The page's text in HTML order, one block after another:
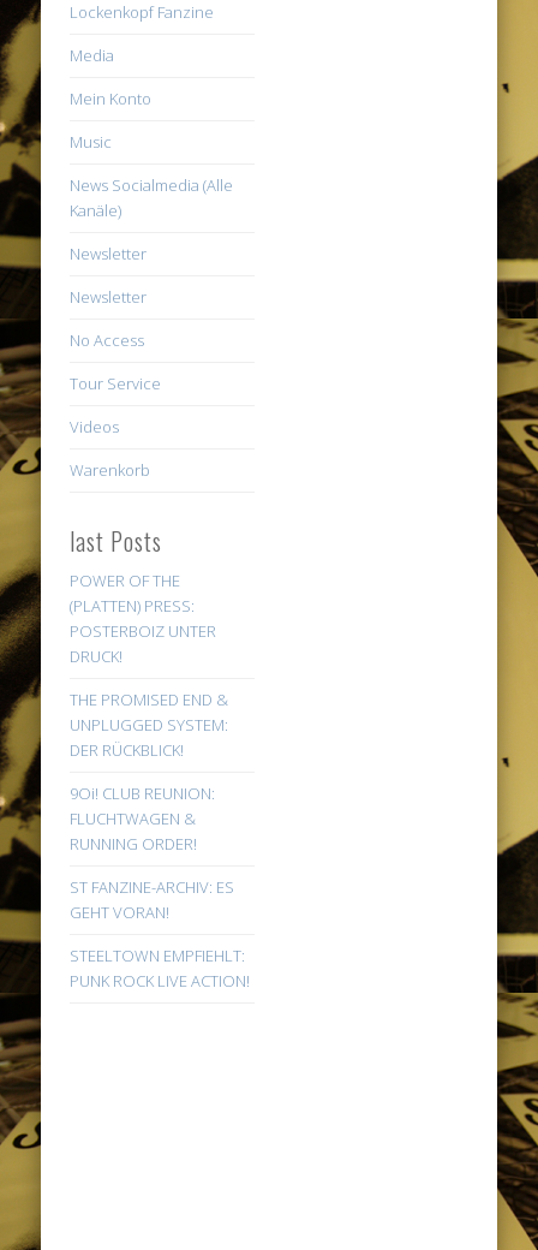
Lockenkopf Fanzine
Media
Mein Konto
Music
News Socialmedia (Alle
Kanäle)
Newsletter
Newsletter
No Access
Tour Service
Videos
Warenkorb
last Posts
POWER OF THE
(PLATTEN) PRESS:
POSTERBOIZ UNTER
DRUCK!
THE PROMISED END &
UNPLUGGED SYSTEM:
DER RÜCKBLICK!
9Oi! CLUB REUNION:
FLUCHTWAGEN &
RUNNING ORDER!
ST FANZINE-ARCHIV: ES
GEHT VORAN!
STEELTOWN EMPFIEHLT:
PUNK ROCK LIVE ACTION!